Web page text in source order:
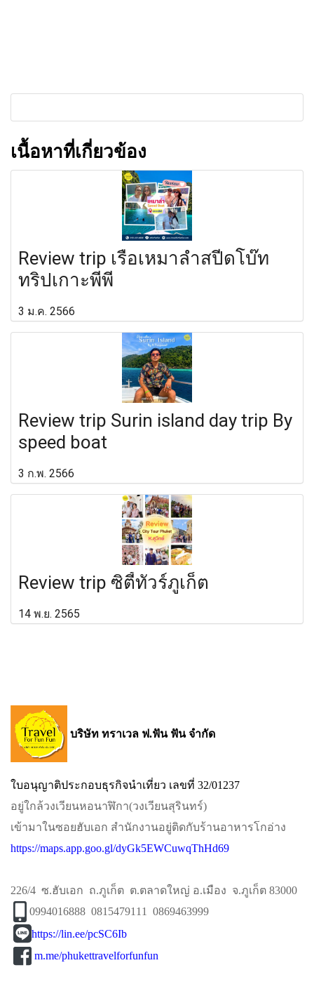
เนื้อหาที่เกี่ยวข้อง
Review trip เรือเหมาลำสปีดโบ๊ท
ทริปเกาะพีพี
3 ม.ค. 2566
Review trip Surin island day trip By
speed boat
3 ก.พ. 2566
Review trip ซิตี้ทัวร์ภูเก็ต
14 พ.ย. 2565
บริษัท ทราเวล ฟ.ฟัน ฟัน จำกัด
ใบอนุญาติประกอบธุรกิจนำเที่ยว เลขที่ 32/01237
อยู่ใกล้วงเวียนหอนาฬิกา​(วงเวียนสุรินทร์)​
เข้ามาในซอยฮับเอก​ สำนักงานอยู่ติดกับร้านอาหารโกอ่าง
https://maps.app.goo.gl/dyGk5EWCuwqThHd69
226/4 ซ.ฮับเอก ถ.ภูเก็ต ต.ตลาดใหญ่ อ.เมือง จ.ภูเก็ต 83000
0994016888 0815479111 0869463999
https://lin.ee/pcSC6Ib
m.me/phukettravelforfunfun